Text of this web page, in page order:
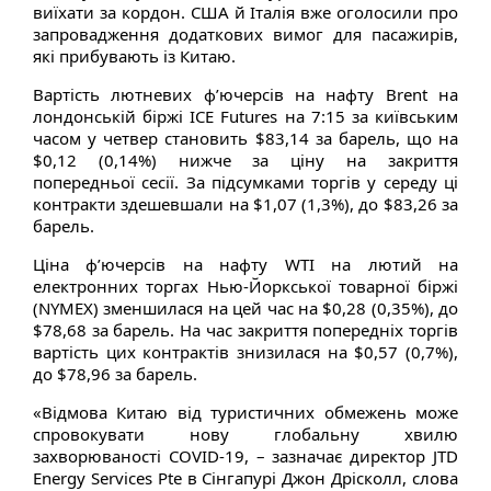
виїхати за кордон. США й Італія вже оголосили про
запровадження додаткових вимог для пасажирів,
які прибувають із Китаю.
Вартість лютневих ф’ючерсів на нафту Brent на
лондонській біржі ICE Futures на 7:15 за київським
часом у четвер становить $83,14 за барель, що на
$0,12 (0,14%) нижче за ціну на закриття
попередньої сесії. За підсумками торгів у середу ці
контракти здешевшали на $1,07 (1,3%), до $83,26 за
барель.
Ціна ф’ючерсів на нафту WTI на лютий на
електронних торгах Нью-Йоркської товарної біржі
(NYMEX) зменшилася на цей час на $0,28 (0,35%), до
$78,68 за барель. На час закриття попередніх торгів
вартість цих контрактів знизилася на $0,57 (0,7%),
до $78,96 за барель.
«Відмова Китаю від туристичних обмежень може
спровокувати нову глобальну хвилю
захворюваності COVID-19, – зазначає директор JTD
Energy Services Pte в Сінгапурі Джон Дрісколл, слова